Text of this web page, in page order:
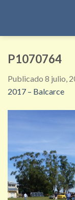
P1070764
Publicado 8 julio,
2017 – Balcarce